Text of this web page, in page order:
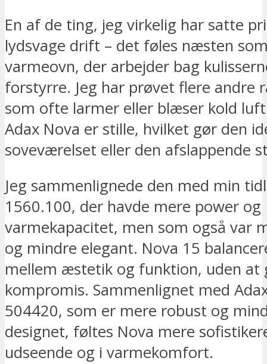
En af de ting, jeg virkelig har satte
lydsvage drift – det føles næsten
varmeovn, der arbejder bag
forstyrre. Jeg har prøvet flere andre
som ofte larmer eller blæser kold
Adax Nova er stille, hvilket gør den
soveværelset eller den afslappende
Jeg sammenlignede den med min
1560.100, der havde mere power og
varmekapacitet, men som også var
og mindre elegant. Nova 15
mellem æstetik og funktion, uden at
kompromis. Sammenlignet med
504420, som er mere robust og
designet, føltes Nova mere
udseende og i varmekomfort.